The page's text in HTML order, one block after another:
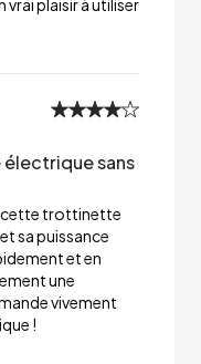
vrai plaisir à utiliser
sans
cette trottinette
sa puissance
et en
une
vivement
!